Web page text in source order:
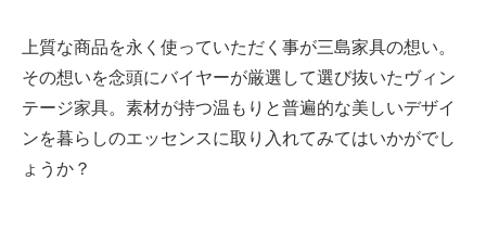
上質な商品を永く使っていただく事が三島家具の想い。
その想いを念頭にバイヤーが厳選して選び抜いたヴィン
テージ家具。素材が持つ温もりと普遍的な美しいデザイ
ンを暮らしのエッセンスに取り入れてみてはいかがでし
ょうか？